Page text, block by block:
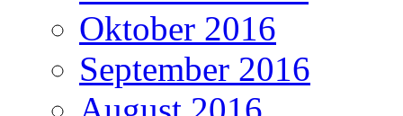
Oktober 2016
September 2016